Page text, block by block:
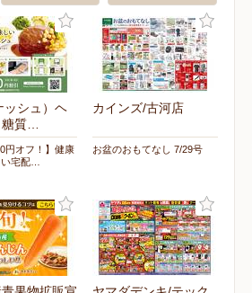
ッシュ）ヘ
質…
円オフ！】健康
宅配…
カインズ/古河店
お盆のおもてなし 7/29号